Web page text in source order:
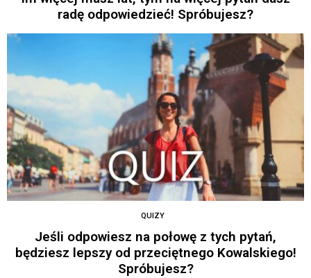
radę odpowiedzieć! Spróbujesz?
QUIZY
Jeśli odpowiesz na połowę z tych pytań,
będziesz lepszy od przeciętnego Kowalskiego!
Spróbujesz?